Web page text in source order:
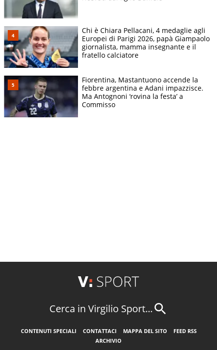
Chi è Chiara Pellacani, 4 medaglie agli
Europei di Parigi 2026, papà Giampaolo
giornalista, mamma insegnante e il
fratello calciatore
Fiorentina, Mastantuono accende la
febbre argentina e Adani impazzisce.
Ma Antognoni ‘rovina la festa’ a
Commisso
Cerca in Virgilio Sport...
CONTENUTI SPECIALI CONTATTACI MAPPA DEL SITO
FEED RSS
ARCHIVIO